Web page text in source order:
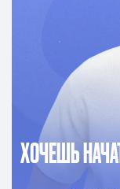
ХОЧЕШЬ